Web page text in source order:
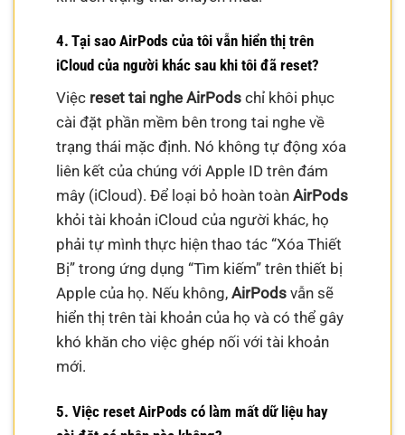
4. Tại sao AirPods của tôi vẫn hiển thị trên
iCloud của người khác sau khi tôi đã reset?
Việc reset tai nghe AirPods chỉ khôi phục
cài đặt phần mềm bên trong tai nghe về
trạng thái mặc định. Nó không tự động xóa
liên kết của chúng với Apple ID trên đám
mây (iCloud). Để loại bỏ hoàn toànAirPods
khỏi tài khoản iCloud của người khác, họ
phải tự mình thực hiện thao tác “Xóa Thiết
Bị” trong ứng dụng “Tìm kiếm” trên thiết bị
Apple của họ. Nếu không,AirPods vẫn sẽ
hiển thị trên tài khoản của họ và có thể gây
khó khăn cho việc ghép nối với tài khoản
mới.
5. Việc reset AirPods có làm mất dữ liệu hay